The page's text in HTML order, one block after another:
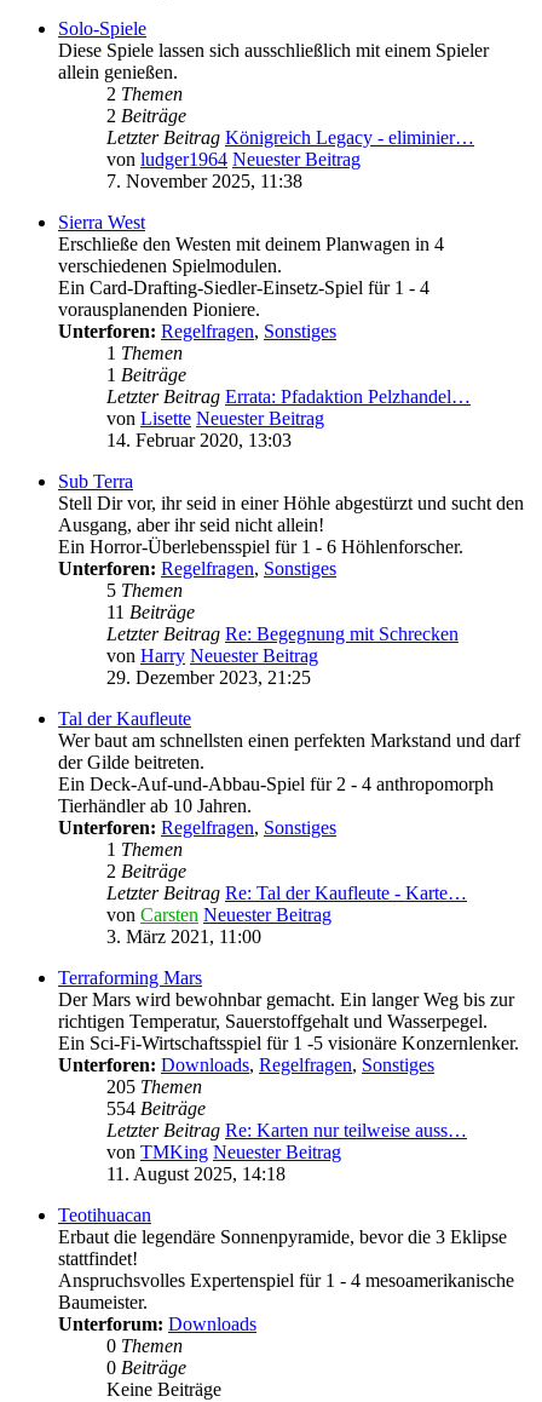
Solo-Spiele
Diese Spiele lassen sich ausschließlich mit einem Spieler
allein genießen.
2 Themen
2 Beiträge
Letzter Beitrag Königreich Legacy - eliminier…
von ludger1964 Neuester Beitrag
7. November 2025, 11:38
Sierra West
Erschließe den Westen mit deinem Planwagen in 4
verschiedenen Spielmodulen.
Ein Card-Drafting-Siedler-Einsetz-Spiel für 1 - 4
vorausplanenden Pioniere.
Unterforen: Regelfragen, Sonstiges
1 Themen
1 Beiträge
Letzter Beitrag Errata: Pfadaktion Pelzhandel…
von Lisette Neuester Beitrag
14. Februar 2020, 13:03
Sub Terra
Stell Dir vor, ihr seid in einer Höhle abgestürzt und sucht den
Ausgang, aber ihr seid nicht allein!
Ein Horror-Überlebensspiel für 1 - 6 Höhlenforscher.
Unterforen: Regelfragen, Sonstiges
5 Themen
11 Beiträge
Letzter Beitrag Re: Begegnung mit Schrecken
von Harry Neuester Beitrag
29. Dezember 2023, 21:25
Tal der Kaufleute
Wer baut am schnellsten einen perfekten Markstand und darf
der Gilde beitreten.
Ein Deck-Auf-und-Abbau-Spiel für 2 - 4 anthropomorph
Tierhändler ab 10 Jahren.
Unterforen: Regelfragen, Sonstiges
1 Themen
2 Beiträge
Letzter Beitrag Re: Tal der Kaufleute - Karte…
von Carsten Neuester Beitrag
3. März 2021, 11:00
Terraforming Mars
Der Mars wird bewohnbar gemacht. Ein langer Weg bis zur
richtigen Temperatur, Sauerstoffgehalt und Wasserpegel.
Ein Sci-Fi-Wirtschaftsspiel für 1 -5 visionäre Konzernlenker.
Unterforen: Downloads, Regelfragen, Sonstiges
205 Themen
554 Beiträge
Letzter Beitrag Re: Karten nur teilweise auss…
von TMKing Neuester Beitrag
11. August 2025, 14:18
Teotihuacan
Erbaut die legendäre Sonnenpyramide, bevor die 3 Eklipse
stattfindet!
Anspruchsvolles Expertenspiel für 1 - 4 mesoamerikanische
Baumeister.
Unterforum: Downloads
0 Themen
0 Beiträge
Keine Beiträge